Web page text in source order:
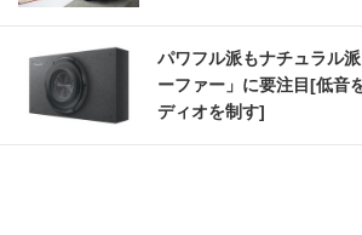
パワフル派もナチュラル
ーファー」に要注目[低音
ディオを制す]